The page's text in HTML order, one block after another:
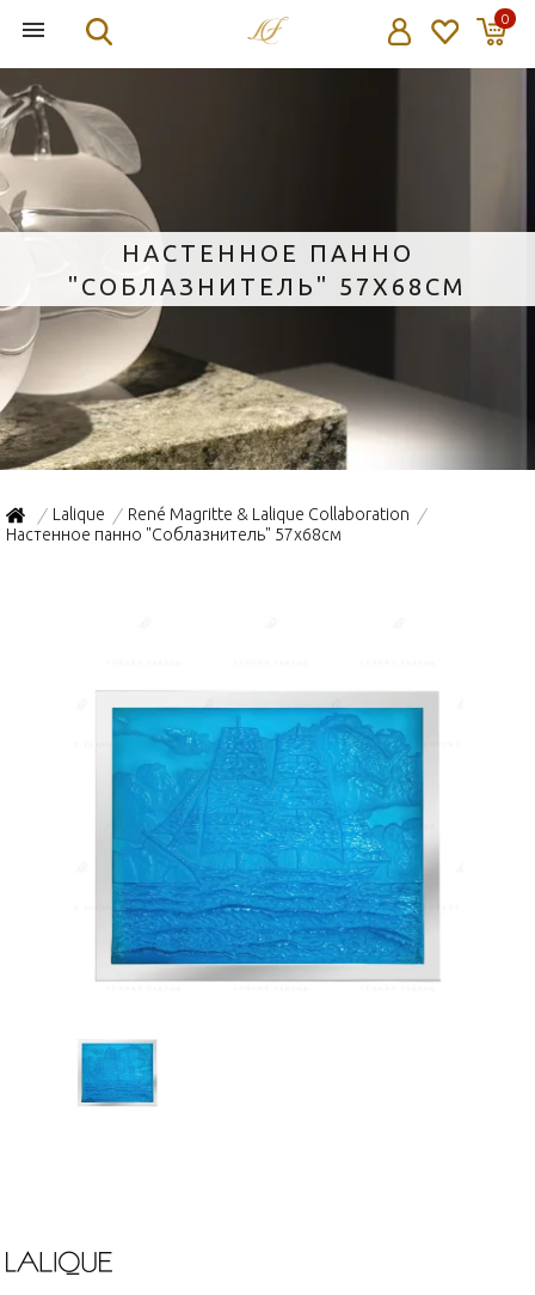
0
НАСТЕННОЕ ПАННО
"СОБЛАЗНИТЕЛЬ" 57Х68СМ
/ Lalique / René Magritte & Lalique Collaboration /
Настенное панно "Соблазнитель" 57х68см